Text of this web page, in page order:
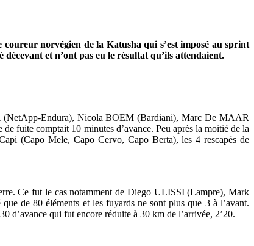
norvégien de la Katusha qui s’est imposé au sprint
et n’ont pas eu le résultat qu’ils attendaient.
(NetApp-Endura), Nicola BOEM (Bardiani), Marc De MAAR
comptait 10 minutes d’avance. Peu après la moitié de la
(Capo Mele, Capo Cervo, Capo Berta), les 4 rescapés de
Ce fut le cas notamment de Diego ULISSI (Lampre), Mark
de 80 éléments et les fuyards ne sont plus que 3 à l’avant.
d’avance qui fut encore réduite à 30 km de l’arrivée, 2’20.